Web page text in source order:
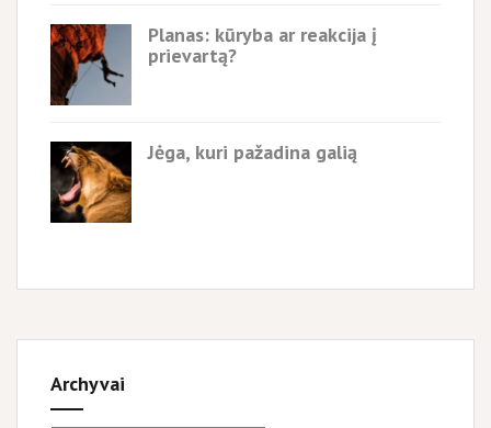
Planas: kūryba ar reakcija į
prievartą?
Jėga, kuri pažadina galią
Archyvai